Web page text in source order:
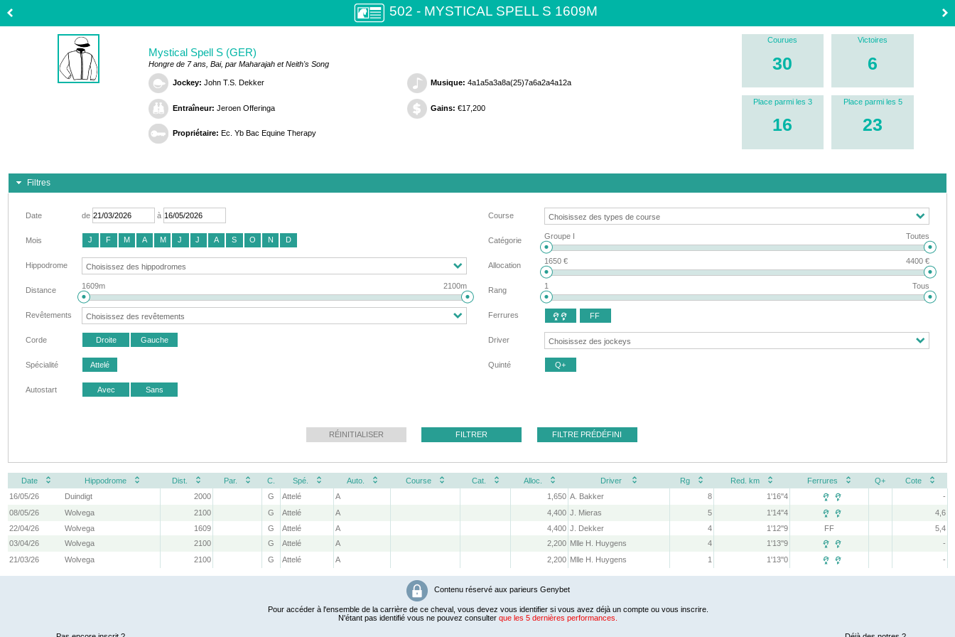
502 - MYSTICAL SPELL S 1609M
Mystical Spell S (GER)
Hongre de 7 ans, Bai, par Maharajah et Neith's Song
Jockey: John T.S. Dekker
Entraîneur: Jeroen Offeringa
Propriétaire: Ec. Yb Bac Equine Therapy
Musique: 4a1a5a3a8a(25)7a6a2a4a12a
Gains: €17,200
Courues
30
Victoires
6
Place parmi les 3
16
Place parmi les 5
23
Filtres
Date de à
Mois J F M A M J J A S O N D
Hippodrome
Distance 1609m 2100m
Revêtements
Corde Droite Gauche
Spécialité Attelé
Autostart Avec Sans
Course
Catégorie Groupe I Toutes
Allocation 1650 € 4400 €
Rang 1 Tous
Ferrures  FF
Driver
Quinté Q+
RÉINITIALISER FILTRER FILTRE PRÉDÉFINI
Date Hippodrome Dist. Par. C. Spé. Auto. Course Cat. Alloc. Driver Rg Red. km Ferrures Q+
Cote
16/05/26
Duindigt 2000 G Attelé A 1,650 A. Bakker 8 1'16''4  
-
08/05/26
Wolvega 2100 G Attelé A 4,400 J. Mieras 5 1'14''4  
4,6
22/04/26
Wolvega 1609 G Attelé A 4,400 J. Dekker 4 1'12''9 FF
5,4
03/04/26
Wolvega 2100 G Attelé A 2,200 Mlle H. Huygens 4 1'13''9  
-
21/03/26
Wolvega 2100 G Attelé A 2,200 Mlle H. Huygens 1 1'13''0   -
Contenu réservé aux parieurs Genybet
Pour accéder à l'ensemble de la carrière de ce cheval, vous devez vous identifier si vous avez déjà un compte ou vous inscrire.
N'étant pas identifié vous ne pouvez consulter que les 5 dernières performances.